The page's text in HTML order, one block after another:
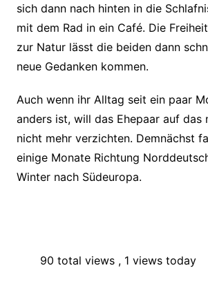
sich dann nach hinten in die
mit dem Rad in ein Café. Die
zur Natur lässt die beiden dann
neue Gedanken kommen.
Auch wenn ihr Alltag seit ein paar
anders ist, will das Ehepaar auf das
nicht mehr verzichten. Demnächst
einige Monate Richtung
Winter nach Südeuropa.
90 total views , 1 views today